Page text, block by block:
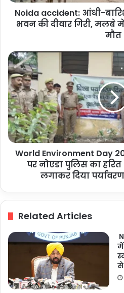
दीवार
गिरी,
दबकर
ऑटो
चालक
की
मौत
Noida accident: आंधी-
भवन की दीवार गिरी,
मौत
World
Environment
Day
2026:
विश्व
पर्यावरण
दिवस
पर
नोएडा
पुलिस
लगाकर
पर्यावरण
World Environment Day
पर नोएडा पुलिस का
लगाकर दिया
Related Articles
में
से